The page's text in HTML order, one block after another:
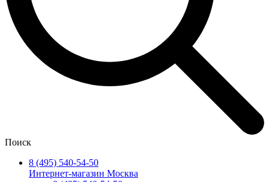
Поиск
8 (495) 540-54-50
Интернет-магазин Москва